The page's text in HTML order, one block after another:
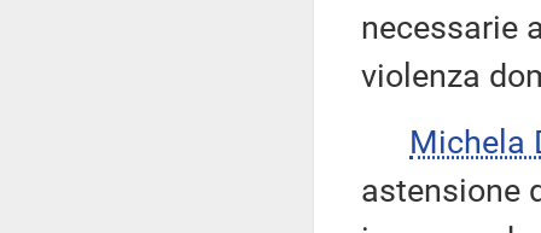
necessarie
violenza
Michela
astensione